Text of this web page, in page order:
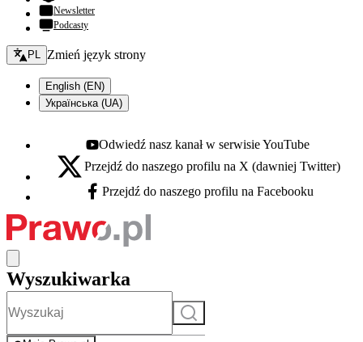
Newsletter
Podcasty
Zmień język - bieżący:
PL Zmień język strony
English (EN)
Українська (UA)
Youtube - otwiera się w nowej karcie
Odwiedź nasz kanał w serwisie YouTube
X - otwiera się w nowej karcie
Przejdź do naszego profilu na X (dawniej Twitter)
Facebook - otwiera się w nowej karcie
Przejdź do naszego profilu na Facebooku
Wyszukiwarka
Szukaj